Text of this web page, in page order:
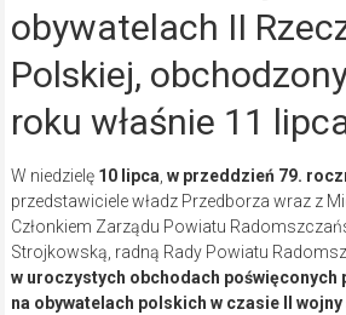
obywatelach II
Polskiej,
roku właśnie 11
W niedzielę 10 lipca, w przeddzień 79.
przedstawiciele władz Przedborza wraz z
Członkiem Zarządu Powiatu
Strojkowską, radną Rady Powiatu
w uroczystych obchodach
na obywatelach polskich w czasie II